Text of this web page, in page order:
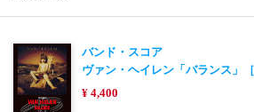
バンド・スコア
ヴァン・ヘイレン「バランス」［
¥ 4,400